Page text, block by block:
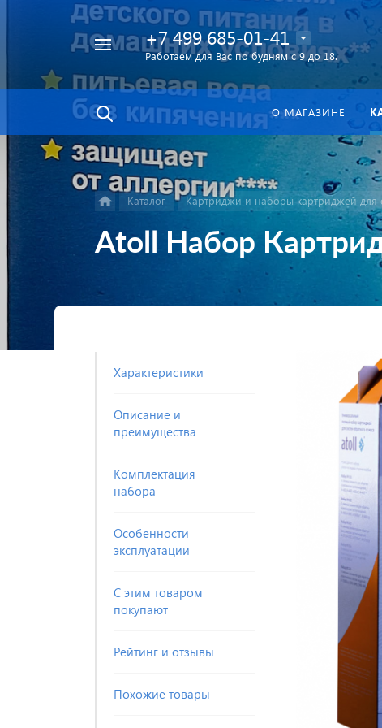
в каталоге
Найти
+7 499 685-01-41
Работаем для Вас по будням с 9 до 18.
О МАГАЗИНЕ
Каталог Картриджи и наборы картриджей для
Atoll Набор
Характеристики
Описание и
преимущества
Комплектация
набора
Особенности
эксплуатации
С этим товаром
покупают
Рейтинг и отзывы
Похожие товары